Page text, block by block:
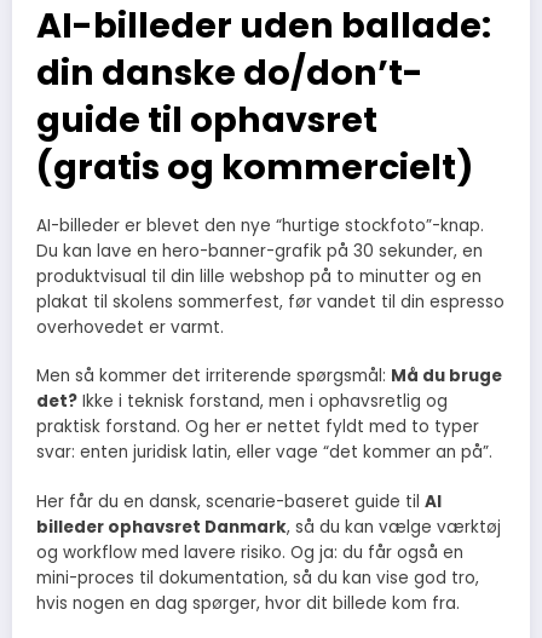
AI-billeder uden ballade:
din danske do/don’t-
guide til ophavsret
(gratis og kommercielt)
AI-billeder er blevet den nye “hurtige stockfoto”-knap.
Du kan lave en hero-banner-grafik på 30 sekunder, en
produktvisual til din lille webshop på to minutter og en
plakat til skolens sommerfest, før vandet til din espresso
overhovedet er varmt.
Men så kommer det irriterende spørgsmål: Må du bruge
det? Ikke i teknisk forstand, men i ophavsretlig og
praktisk forstand. Og her er nettet fyldt med to typer
svar: enten juridisk latin, eller vage “det kommer an på”.
Her får du en dansk, scenarie-baseret guide til AI
billeder ophavsret Danmark, så du kan vælge værktøj
og workflow med lavere risiko. Og ja: du får også en
mini-proces til dokumentation, så du kan vise god tro,
hvis nogen en dag spørger, hvor dit billede kom fra.